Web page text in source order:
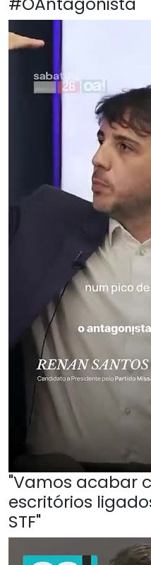
"Vamos acabar
escritórios
STF"